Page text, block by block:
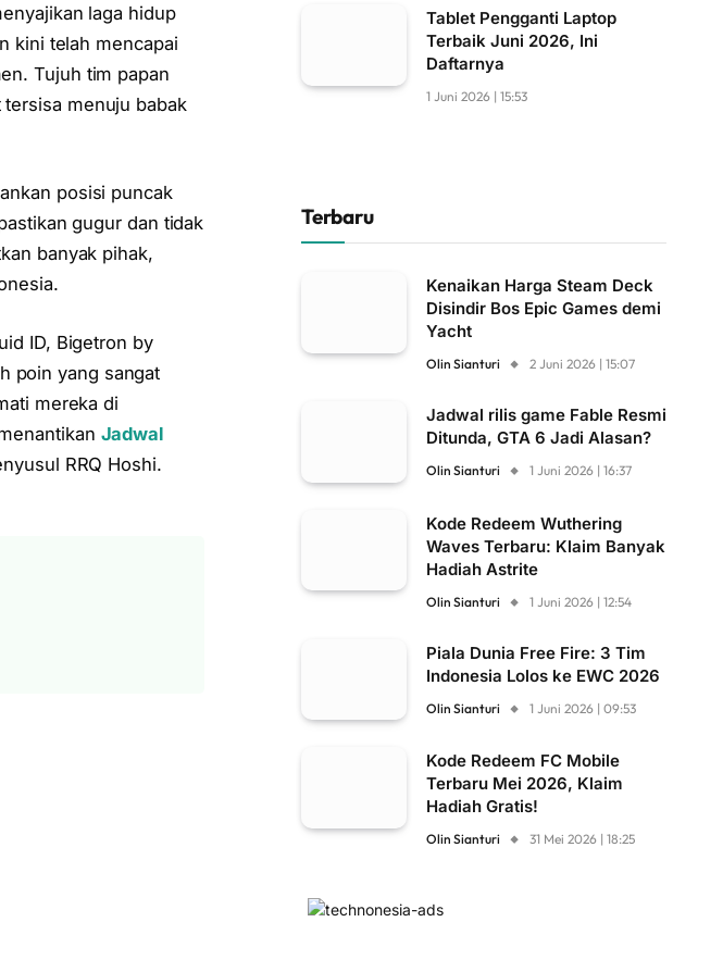
laga hidup
kini telah mencapai
Tujuh tim papan
menuju babak
posisi puncak
gugur dan tidak
banyak pihak,
ID, Bigetron by
poin yang sangat
mereka di
Jadwal
RRQ Hoshi.
Tablet Pengganti Laptop
Terbaik Juni 2026, Ini
Daftarnya
1 Juni 2026 | 15:53
Terbaru
Kenaikan Harga Steam Deck
Disindir Bos Epic Games demi
Yacht
Olin Sianturi 2 Juni 2026 | 15:07
Jadwal rilis game Fable Resmi
Ditunda, GTA 6 Jadi Alasan?
Olin Sianturi 1 Juni 2026 | 16:37
Kode Redeem Wuthering
Waves Terbaru: Klaim Banyak
Hadiah Astrite
Olin Sianturi 1 Juni 2026 | 12:54
Piala Dunia Free Fire: 3 Tim
Indonesia Lolos ke EWC 2026
Olin Sianturi 1 Juni 2026 | 09:53
Kode Redeem FC Mobile
Terbaru Mei 2026, Klaim
Hadiah Gratis!
Olin Sianturi 31 Mei 2026 | 18:25